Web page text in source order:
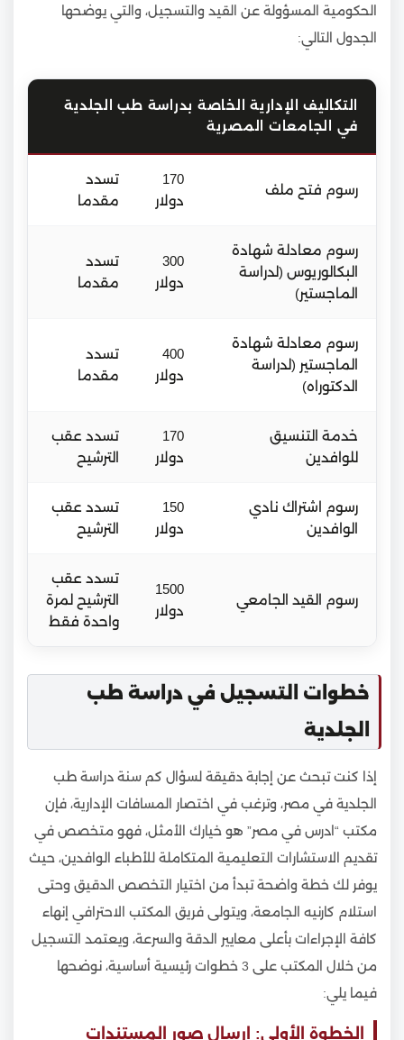
الحكومية المسؤولة عن القيد والتسجيل، والتي يوضحها
الجدول التالي:
التكاليف الإدارية الخاصة بدراسة طب الجلدية
في الجامعات المصرية
رسوم فتح ملف
170
دولار
تسدد
مقدما
رسوم معادلة شهادة
البكالوريوس (لدراسة
الماجستير)
300
دولار
تسدد
مقدما
رسوم معادلة شهادة
الماجستير (لدراسة
الدكتوراه)
400
دولار
تسدد
مقدما
خدمة التنسيق
للوافدين
170
دولار
تسدد عقب
الترشيح
رسوم اشتراك نادي
الوافدين
150
دولار
تسدد عقب
الترشيح
رسوم القيد الجامعي
1500
دولار
تسدد عقب
الترشيح لمرة
واحدة فقط
خطوات التسجيل في دراسة طب
الجلدية
إذا كنت تبحث عن إجابة دقيقة لسؤال كم سنة دراسة طب
الجلدية في مصر، وترغب في اختصار المسافات الإدارية، فإن
مكتب “ادرس في مصر” هو خيارك الأمثل، فهو متخصص في
تقديم الاستشارات التعليمية المتكاملة للأطباء الوافدين، حيث
يوفر لك خطة واضحة تبدأ من اختيار التخصص الدقيق وحتى
استلام كارنيه الجامعة، ويتولى فريق المكتب الاحترافي إنهاء
كافة الإجراءات بأعلى معايير الدقة والسرعة، ويعتمد التسجيل
من خلال المكتب على 3 خطوات رئيسية أساسية، نوضحها
فيما يلي:
الخطوة الأولى: إرسال صور المستندات